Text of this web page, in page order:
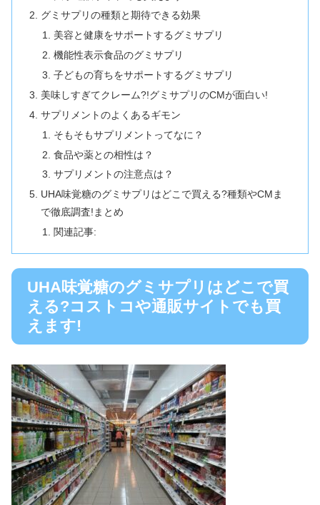
グミサプリの種類と期待できる効果
美容と健康をサポートするグミサプリ
機能性表示食品のグミサプリ
子どもの育ちをサポートするグミサプリ
美味しすぎてクレーム?!グミサプリのCMが面白い!
サプリメントのよくあるギモン
そもそもサプリメントってなに？
食品や薬との相性は？
サプリメントの注意点は？
UHA味覚糖のグミサプリはどこで買える?種類やCMま
で徹底調査!まとめ
関連記事:
UHA味覚糖のグミサプリはどこで買
える?コストコや通販サイトでも買
えます!